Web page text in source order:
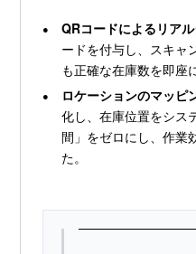
QRコードによるリア
ードを付与し、スキャ
も正確な在庫数を即座
ロケーションのマッピ
化し、在庫位置をシス
間」をゼロにし、作業
た。